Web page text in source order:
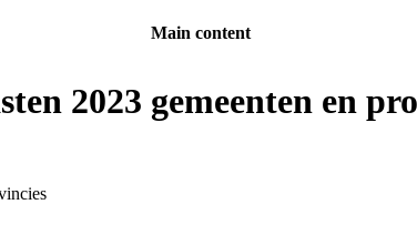
Main content
2023 gemeenten en